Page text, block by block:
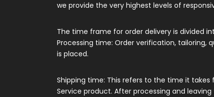
we provide the very highest levels of
The time frame for order delivery is divided
Processing time: Order verification,
is placed.
Shipping time: This refers to the time it takes
Service product. After processing and